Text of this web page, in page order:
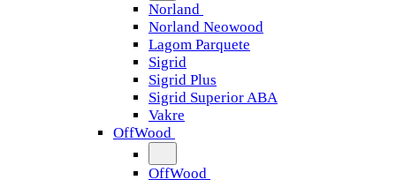
Norland
Norland Neowood
Lagom Parquete
Sigrid
Sigrid Plus
Sigrid Superior ABA
Vakre
OffWood
OffWood